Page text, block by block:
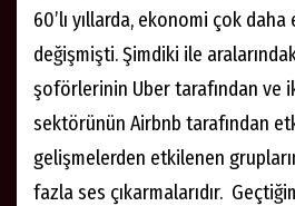
60’lı yıllarda, ekonomi çok
değişmişti. Şimdiki ile
şoförlerinin Uber tarafından ve
sektörünün Airbnb tarafından
gelişmelerden etkilenen
fazla ses çıkarmalarıdır.